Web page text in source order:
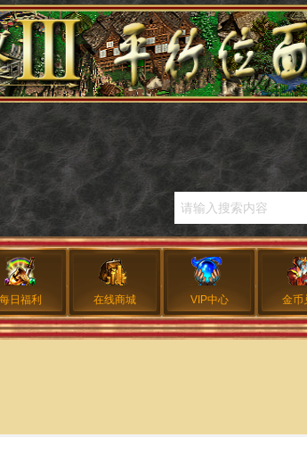
每日福利 在线商城 VIP中心 金币